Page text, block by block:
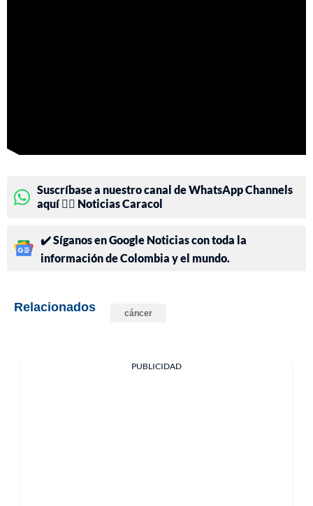
Suscríbase a nuestro canal de WhatsApp Channels
aquí 👉🏻 Noticias Caracol
✔️ Síganos en Google Noticias con toda la
información de Colombia y el mundo.
Relacionados cáncer
PUBLICIDAD